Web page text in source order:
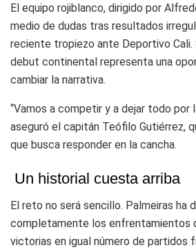
El equipo rojiblanco, dirigido por
medio de dudas tras resultados
reciente tropiezo ante Deportivo Cali.
debut continental representa una
cambiar la narrativa.
“Vamos a competir y a dejar todo por
aseguró el capitán Teófilo Gutiérrez,
que busca responder en la cancha.
Un historial cuesta arriba
El reto no será sencillo. Palmeiras ha
completamente los enfrentamientos
victorias en igual número de partidos